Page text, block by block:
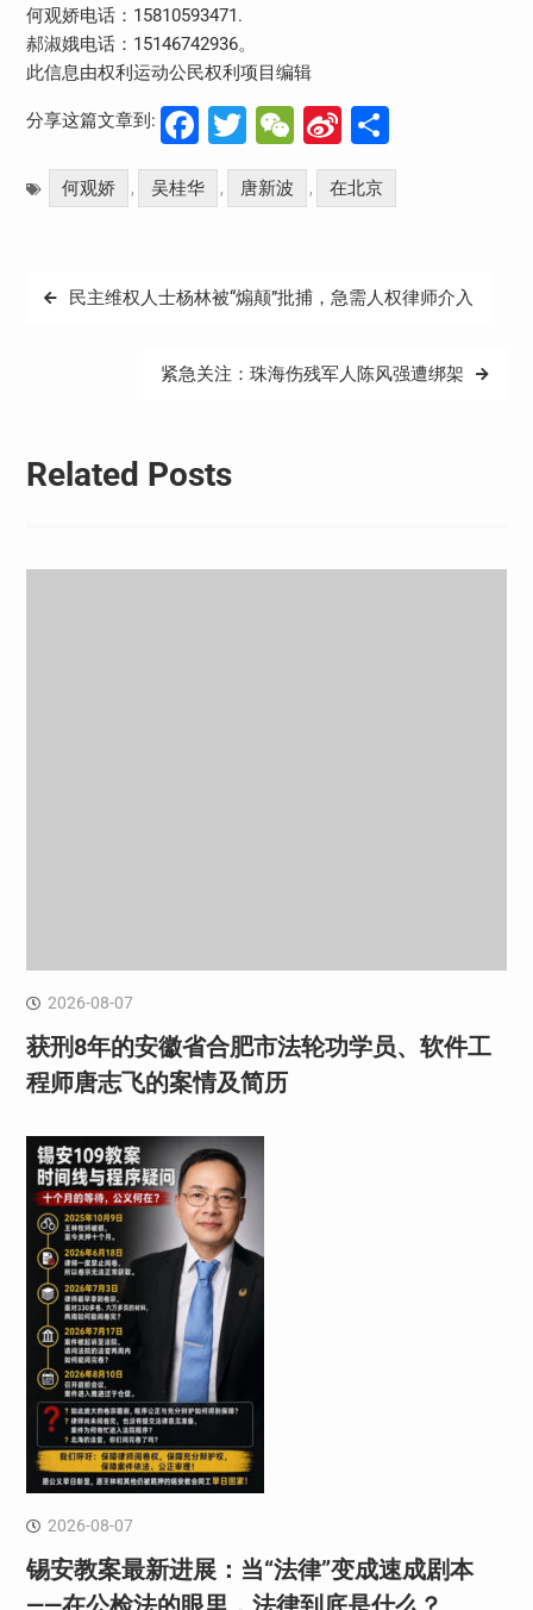
何观娇电话：15810593471.
郝淑娥电话：15146742936。
此信息由权利运动公民权利项目编辑
分享这篇文章到: Facebook
Twitter
WeChat
Sina
Weibo
分
享
何观娇 , 吴桂华 , 唐新波 , 在北京
文
民主维权人士杨林被“煽颠”批捕，急需人权律师介入
紧急关注：珠海伤残军人陈风强遭绑架
Related Posts
2026-08-07
获刑8年的安徽省合肥市法轮功学员、软件工
程师唐志飞的案情及简历
2026-08-07
锡安教案最新进展：当“法律”变成速成剧本